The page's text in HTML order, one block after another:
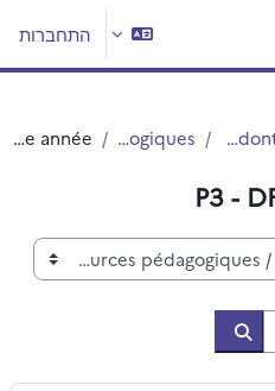
התחברות
Département UFR3S - Odontologie
Ressources pédagogiques
P3 - DFGSO3 - 3ème année
P3 -
חיפוש קורסים